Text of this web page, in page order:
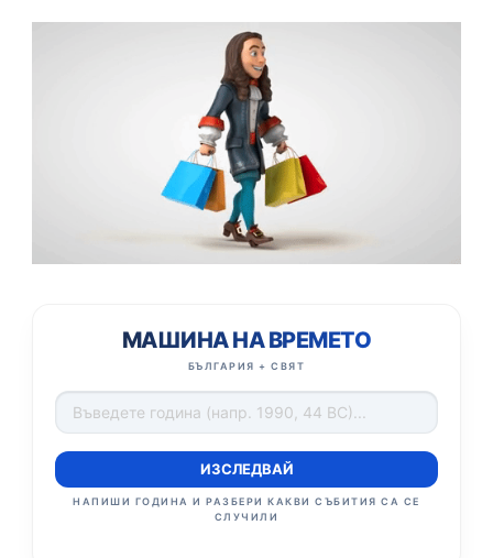
МАШИНА НА ВРЕМЕТО
БЪЛГАРИЯ + СВЯТ
ИЗСЛЕДВАЙ
НАПИШИ ГОДИНА И РАЗБЕРИ КАКВИ СЪБИТИЯ СА СЕ
СЛУЧИЛИ